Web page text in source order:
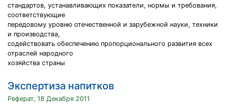
стандартов, устанавливающих показатели, нормы и требования,
соответствующие
передовому уровню отечественной и зарубежной науки, техники
и производства,
содействовать обеспечению пропорционального развития всех
отраслей народного
хозяйства страны
Экспертиза напитков
Реферат, 18 Декабря 2011